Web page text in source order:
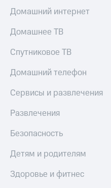
Домашний интернет
Домашнее ТВ
Спутниковое ТВ
Домашний телефон
Сервисы и развлечения
Развлечения
Безопасность
Детям и родителям
Здоровье и фитнес